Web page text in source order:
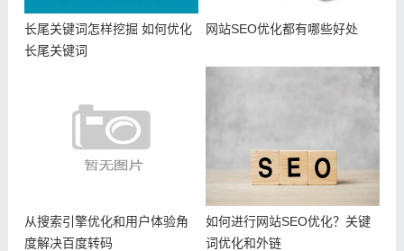
长尾关键词怎样挖掘 如何优化
长尾关键词
网站SEO优化都有哪些好处
从搜索引擎优化和用户体验角
度解决百度转码
如何进行网站SEO优化？关键
词优化和外链